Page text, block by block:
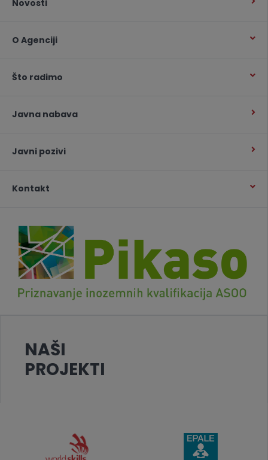
Novosti
O Agenciji
Što radimo
Javna nabava
Javni pozivi
Kontakt
NAŠI
PROJEKTI